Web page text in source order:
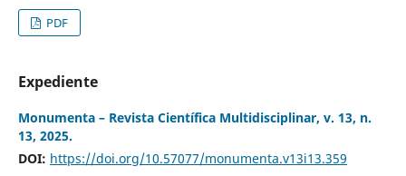
PDF
Expediente
Monumenta – Revista Científica Multidisciplinar, v. 13, n.
13, 2025.
DOI: https://doi.org/10.57077/monumenta.v13i13.359